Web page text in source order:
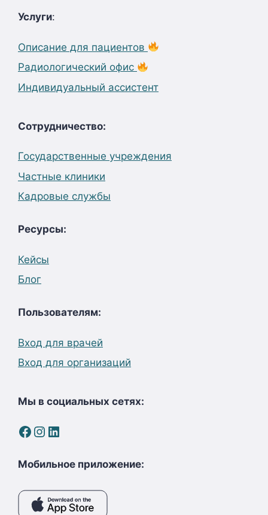
Услуги:
Описание для пациентов
Радиологический офис
Индивидуальный ассистент
Сотрудничество:
Государственные учреждения
Частные клиники
Кадровые службы
Ресурсы:
Кейсы
Блог
Пользователям:
Вход для врачей
Вход для организаций
Мы в социальных сетях:
Facebook
Instagram
LinkedIn
Мобильное приложение: